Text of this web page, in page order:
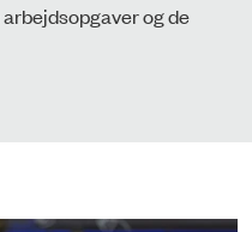
og de